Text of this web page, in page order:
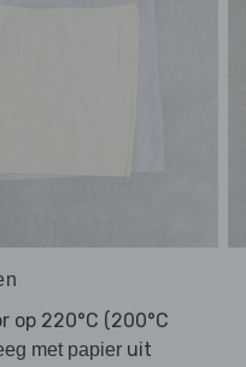
op 220°C (200°C
met papier uit